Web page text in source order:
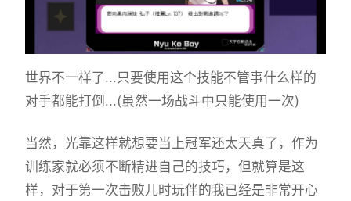
世界不一样了...只要使用这个技能不管事什么样的
对手都能打倒...(虽然一场战斗中只能使用一次)
当然，光靠这样就想要当上冠军还太天真了，作为
训练家就必须不断精进自己的技巧，但就算是这
样，对于第一次击败儿时玩伴的我已经是非常开心